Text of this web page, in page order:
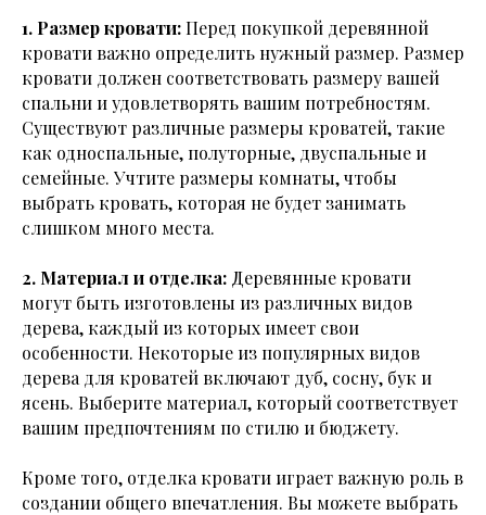
1. Размер кровати:Перед покупкой деревянной
кровати важно определить нужный размер. Размер
кровати должен соответствовать размеру вашей
спальни и удовлетворять вашим потребностям.
Существуют различные размеры кроватей, такие
как односпальные, полуторные, двуспальные и
семейные. Учтите размеры комнаты, чтобы
выбрать кровать, которая не будет занимать
слишком много места.
2. Материал и отделка: Деревянные кровати
могут быть изготовлены из различных видов
дерева, каждый из которых имеет свои
особенности. Некоторые из популярных видов
дерева для кроватей включают дуб, сосну, бук и
ясень. Выберите материал, который соответствует
вашим предпочтениям по стилю и бюджету.
Кроме того, отделка кровати играет важную роль в
создании общего впечатления. Вы можете выбрать